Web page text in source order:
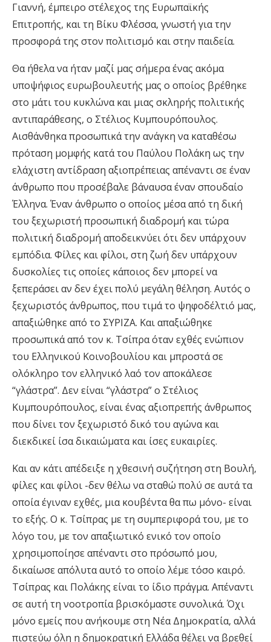
Γιαννή, έμπειρο στέλεχος της Ευρωπαϊκής
Επιτροπής, και τη Βίκυ Φλέσσα, γνωστή για την
προσφορά της στον πολιτισμό και στην παιδεία.
Θα ήθελα να ήταν μαζί μας σήμερα ένας ακόμα
υποψήφιος ευρωβουλευτής μας ο οποίος βρέθηκε
στο μάτι του κυκλώνα και μιας σκληρής πολιτικής
αντιπαράθεσης, ο Στέλιος Κυμπουρόπουλος.
Αισθάνθηκα προσωπικά την ανάγκη να καταθέσω
πρόταση μομφής κατά του Παύλου Πολάκη ως την
ελάχιστη αντίδραση αξιοπρέπειας απέναντι σε έναν
άνθρωπο που προσέβαλε βάναυσα έναν σπουδαίο
Έλληνα. Έναν άνθρωπο ο οποίος μέσα από τη δική
του ξεχωριστή προσωπική διαδρομή και τώρα
πολιτική διαδρομή αποδεικνύει ότι δεν υπάρχουν
εμπόδια. Φίλες και φίλοι, στη ζωή δεν υπάρχουν
δυσκολίες τις οποίες κάποιος δεν μπορεί να
ξεπεράσει αν δεν έχει πολύ μεγάλη θέληση. Αυτός ο
ξεχωριστός άνθρωπος, που τιμά το ψηφοδέλτιό μας,
απαξιώθηκε από το ΣΥΡΙΖΑ. Και απαξιώθηκε
προσωπικά από τον κ. Τσίπρα όταν εχθές ενώπιον
του Ελληνικού Κοινοβουλίου και μπροστά σε
ολόκληρο τον ελληνικό λαό τον αποκάλεσε
“γλάστρα”. Δεν είναι “γλάστρα” ο Στέλιος
Κυμπουρόπουλος, είναι ένας αξιοπρεπής άνθρωπος
που δίνει τον ξεχωριστό δικό του αγώνα και
διεκδικεί ίσα δικαιώματα και ίσες ευκαιρίες.
Και αν κάτι απέδειξε η χθεσινή συζήτηση στη Βουλή,
φίλες και φίλοι -δεν θέλω να σταθώ πολύ σε αυτά τα
οποία έγιναν εχθές, μια κουβέντα θα πω μόνο- είναι
το εξής. Ο κ. Τσίπρας με τη συμπεριφορά του, με το
λόγο του, με τον απαξιωτικό ενικό τον οποίο
χρησιμοποίησε απέναντι στο πρόσωπό μου,
δικαίωσε απόλυτα αυτό το οποίο λέμε τόσο καιρό.
Τσίπρας και Πολάκης είναι το ίδιο πράγμα. Απέναντι
σε αυτή τη νοοτροπία βρισκόμαστε συνολικά. Όχι
μόνο εμείς που ανήκουμε στη Νέα Δημοκρατία, αλλά
πιστεύω όλη η δημοκρατική Ελλάδα θέλει να βρεθεί